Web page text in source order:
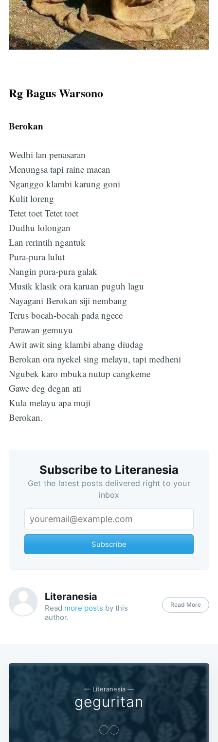
Rg Bagus Warsono
Berokan
Wedhi lan penasaran
Menungsa tapi raine macan
Nganggo klambi karung goni
Kulit loreng
Tetet toet Tetet toet
Dudhu lolongan
Lan rerintih ngantuk
Pura-pura lulut
Nangin pura-pura galak
Musik klasik ora karuan puguh lagu
Nayagani Berokan siji nembang
Terus bocah-bocah pada ngece
Perawan gemuyu
Awit awit sing klambi abang diudag
Berokan ora nyekel sing melayu, tapi medheni
Ngubek karo mbuka nutup cangkeme
Gawe deg degan ati
Kula melayu apa muji
Berokan.
Subscribe to Literanesia
Get the latest posts delivered right to your
inbox
Subscribe
Literanesia
Read more posts by this
author.
Read More
— Literanesia —
geguritan